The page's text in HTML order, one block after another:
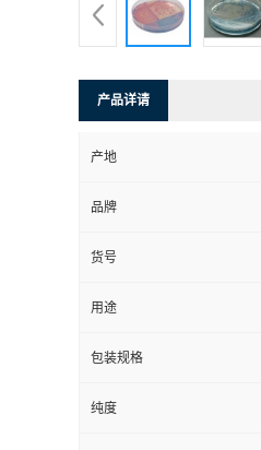
产品详请
产地
品牌
货号
用途
包装规格
纯度